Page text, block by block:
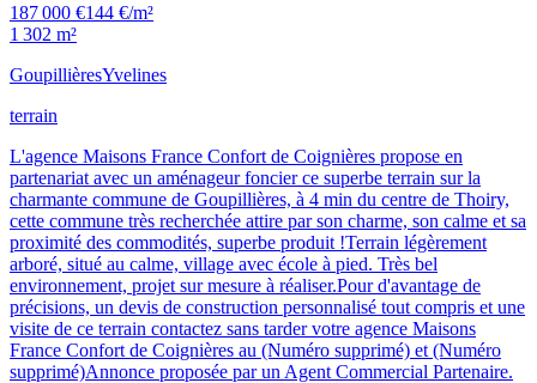
187 000 €144 €/m²
1 302 m²
GoupillièresYvelines
terrain
L'agence Maisons France Confort de Coignières propose en
partenariat avec un aménageur foncier ce superbe terrain sur la
charmante commune de Goupillières, à 4 min du centre de Thoiry,
cette commune très recherchée attire par son charme, son calme et sa
proximité des commodités, superbe produit !Terrain légèrement
arboré, situé au calme, village avec école à pied. Très bel
environnement, projet sur mesure à réaliser.Pour d'avantage de
précisions, un devis de construction personnalisé tout compris et une
visite de ce terrain contactez sans tarder votre agence Maisons
France Confort de Coignières au (Numéro supprimé) et (Numéro
supprimé)Annonce proposée par un Agent Commercial Partenaire.